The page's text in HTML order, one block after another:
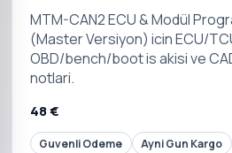
MTM-CAN2 ECU & Modül
(Master Versiyon) icin ECU/
OBD/bench/boot is akisi ve
notlari.
48 €
Guvenli Odeme Ayni Gun Kargo